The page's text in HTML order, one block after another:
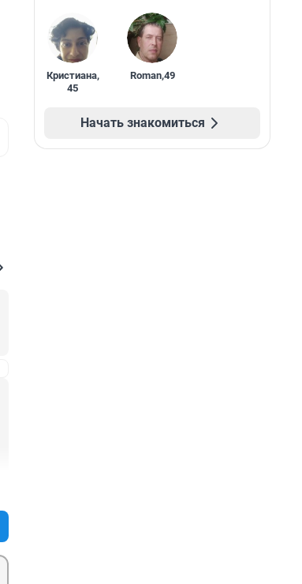
Кристиана,
45
Roman,49
Начать знакомиться